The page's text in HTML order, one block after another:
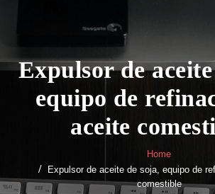
Expulsor de
equipo de
aceite
Home
Expulsor de aceite de soja, equipo de
comestible